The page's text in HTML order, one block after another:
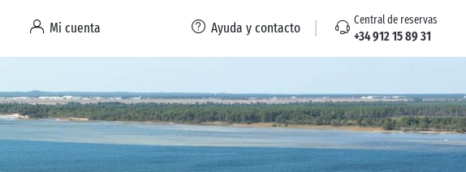
Mi cuenta Ayuda y contacto Central de reservas
+34 912 15 89 31